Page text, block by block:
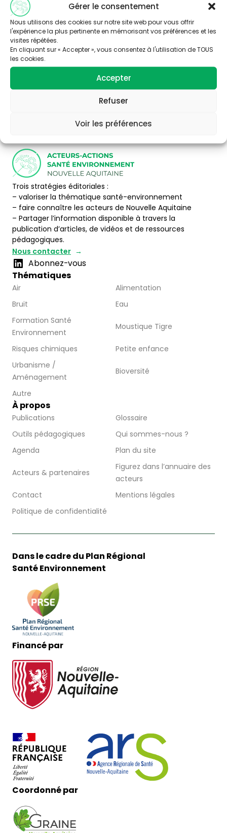
Gérer le consentement
Nous utilisons des cookies sur notre site web pour vous offrir
l'expérience la plus pertinente en mémorisant vos préférences et les
visites répétées.
En cliquant sur « Accepter », vous consentez à l'utilisation de TOUS
les cookies.
Accepter
Refuser
Voir les préférences
notre newsletter
Trois stratégies éditoriales :
– valoriser la thématique santé-environnement
– faire connaître les acteurs de Nouvelle Aquitaine
– Partager l’information disponible à travers la
publication d’articles, de vidéos et de ressources
pédagogiques.
Nous contacter
Abonnez-vous
Thématiques
Air
Alimentation
Bruit
Eau
Formation Santé
Environnement
Moustique Tigre
Risques chimiques
Petite enfance
Urbanisme /
Aménagement
Bioversité
Autre
À propos
Publications
Glossaire
Outils pédagogiques
Qui sommes-nous ?
Agenda
Plan du site
Acteurs & partenaires
Figurez dans l’annuaire des
acteurs
Contact
Mentions légales
Politique de confidentialité
Dans le cadre du Plan Régional
Santé Environnement
Financé par
Coordonné par